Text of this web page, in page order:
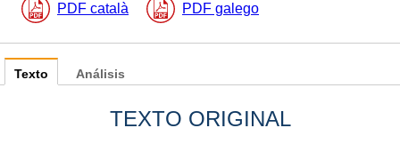
PDF català PDF galego
Texto
TEXTO ORIGINAL
Análisis